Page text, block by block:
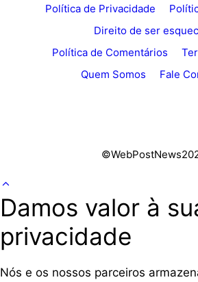
Política de Privacidade
Direito de ser
Política de Comentários
Quem Somos
Fale
Damos valor à
privacidade
Nós e os nossos parceiros